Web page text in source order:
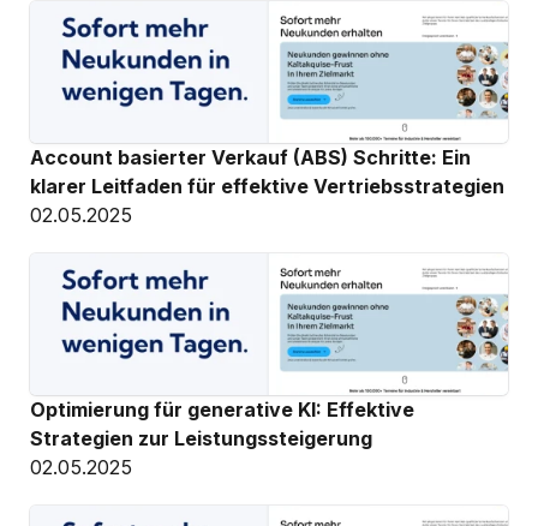
Account basierter Verkauf (ABS) Schritte: Ein
klarer Leitfaden für effektive Vertriebsstrategien
02.05.2025
Optimierung für generative KI: Effektive
Strategien zur Leistungssteigerung
02.05.2025